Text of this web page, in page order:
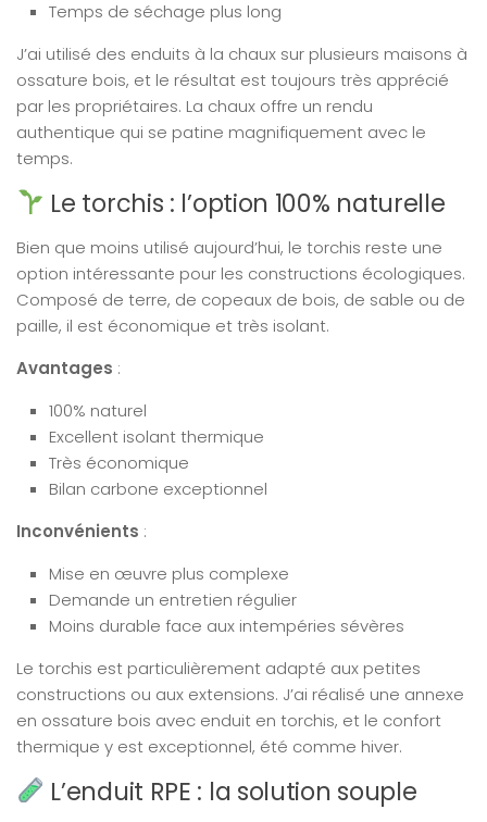
Temps de séchage plus long
J’ai utilisé des enduits à la chaux sur plusieurs maisons à
ossature bois, et le résultat est toujours très apprécié
par les propriétaires. La chaux offre un rendu
authentique qui se patine magnifiquement avec le
temps.
Le torchis : l’option 100% naturelle
Bien que moins utilisé aujourd’hui, le torchis reste une
option intéressante pour les constructions écologiques.
Composé de terre, de copeaux de bois, de sable ou de
paille, il est économique et très isolant.
Avantages :
100% naturel
Excellent isolant thermique
Très économique
Bilan carbone exceptionnel
Inconvénients :
Mise en œuvre plus complexe
Demande un entretien régulier
Moins durable face aux intempéries sévères
Le torchis est particulièrement adapté aux petites
constructions ou aux extensions. J’ai réalisé une annexe
en ossature bois avec enduit en torchis, et le confort
thermique y est exceptionnel, été comme hiver.
L’enduit RPE : la solution souple